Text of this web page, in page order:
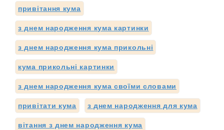
привітання кума
з днем народження кума картинки
з днем народження кума прикольні
кума прикольні картинки
з днем народження кума своїми словами
привітати кума з днем народження для кума
вітання з днем народження кума